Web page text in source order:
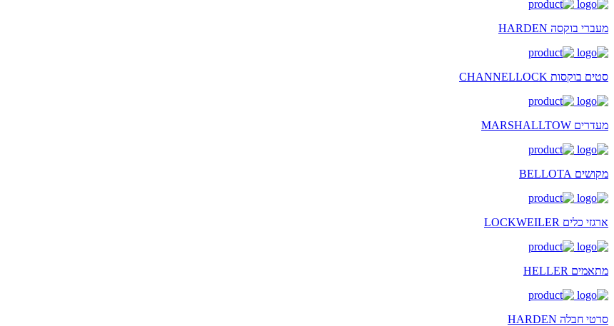
מעברי בוקסה HARDEN
סטים בוקסות CHANNELLOCK
מעדרים MARSHALLTOW
מקושים BELLOTA
ארגזי כלים LOCKWEILER
מתאמים HELLER
סרטי חבלה HARDEN